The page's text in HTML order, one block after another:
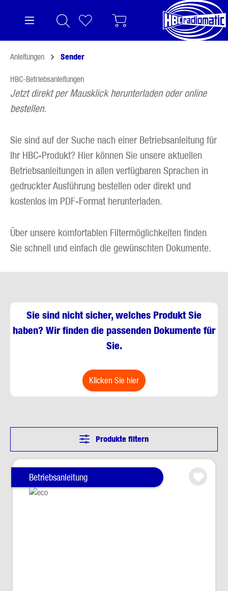
Anleitungen Sender
HBC-Betriebsanleitungen
Jetzt direkt per Mausklick herunterladen oder online
bestellen.
Sie sind auf der Suche nach einer Betriebsanleitung für
Ihr HBC-Produkt? Hier können Sie unsere aktuellen
Betriebsanleitungen in allen verfügbaren Sprachen in
gedruckter Ausführung bestellen oder direkt und
kostenlos im PDF-Format herunterladen.
Über unsere komfortablen Filtermöglichkeiten finden
Sie schnell und einfach die gewünschten Dokumente.
Sie sind nicht sicher, welches Produkt Sie
haben? Wir finden die passenden Dokumente für
Sie.
klicken Sie hier
Produkte filtern
Betriebsanleitung